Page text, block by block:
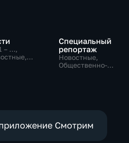
– …,
Специальный
репортаж
Новостные,
Общественно-
Смотрим